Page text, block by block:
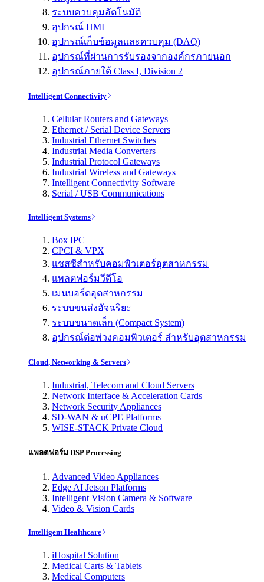
ระบบควบคุมอัตโนมัติ
อุปกรณ์ HMI
อุปกรณ์เก็บข้อมูลและควบคุม (DAQ)
อุปกรณ์ที่ผ่านการรับรองจากองค์กรภายนอก
อุปกรณ์ภายใต้ Class I, Division 2
Intelligent Connectivity
Cellular Routers and Gateways
Ethernet / Serial Device Servers
Industrial Ethernet Switches
Industrial Media Converters
Industrial Protocol Gateways
Industrial Wireless and Gateways
Intelligent Connectivity Software
Serial / USB Communications
Intelligent Systems
Box IPC
CPCI & VPX
แชสซีสำหรับคอมพิวเตอร์อุตสาหกรรม
แพลตฟอร์มวีดีโอ
เมนบอร์ดอุตสาหกรรม
ระบบขนส่งอัจฉริยะ
ระบบขนาดเล็ก (Compact System)
อุปกรณ์ต่อพ่วงคอมพิวเตอร์ สำหรับอุตสาหกรรม
Cloud, Networking & Servers
Industrial, Telecom and Cloud Servers
Network Interface & Acceleration Cards
Network Security Appliances
SD-WAN & uCPE Platforms
WISE-STACK Private Cloud
แพลตฟอร์ม DSP Processing
Advanced Video Appliances
Edge AI Jetson Platforms
Intelligent Vision Camera & Software
Video & Vision Cards
Intelligent Healthcare
iHospital Solution
Medical Carts & Tablets
Medical Computers